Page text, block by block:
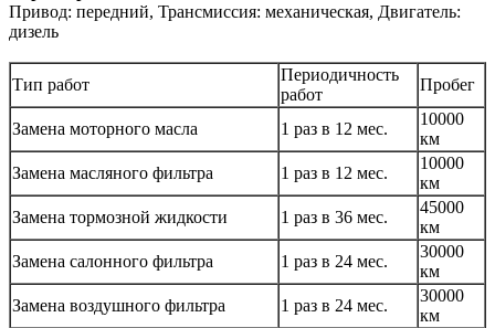
Привод: передний, Трансмиссия: механическая, Двигатель:
дизель
Тип работ
Периодичность
работ
Пробег
Замена моторного масла 1 раз в 12 мес.
10000
км
Замена масляного фильтра
1 раз в 12 мес.
10000
км
Замена тормозной жидкости
1 раз в 36 мес.
45000
км
Замена салонного фильтра
1 раз в 24 мес.
30000
км
Замена воздушного фильтра
1 раз в 24 мес.
30000
км